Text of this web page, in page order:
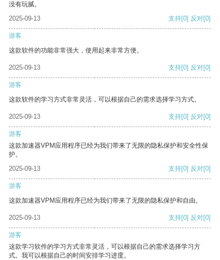
没有玩腻。
2025-09-13
支持[0] 反对[0]
游客
这款软件的功能非常强大，使用起来非常方便。
2025-09-13 支持[0] 反对[0]
游客
这款软件的学习方式非常灵活，可以根据自己的需求选择学习方式。
2025-09-13 支持[0] 反对[0]
游客
这款加速器VPM应用程序已经为我们带来了无限的隐私保护和安全性保
护。
2025-09-13
支持[0] 反对[0]
游客
这款加速器VPM应用程序已经为我们带来了无限的隐私保护和自由。
2025-09-13 支持[0] 反对[0]
游客
这款学习软件的学习方式非常灵活，可以根据自己的需求选择学习方
式。我可以根据自己的时间安排学习进度。